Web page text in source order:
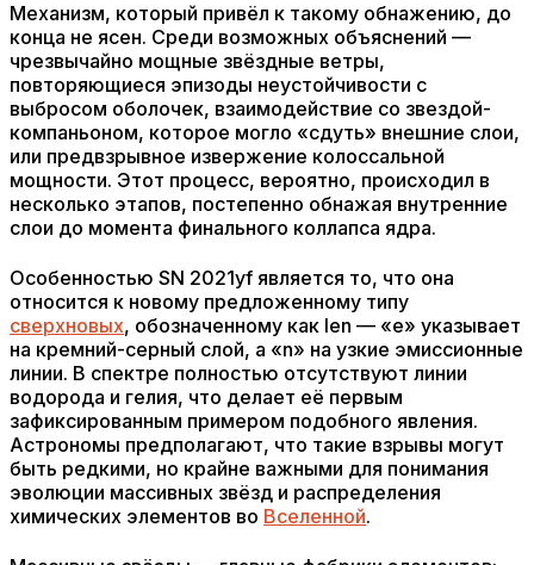
Механизм, который привёл к такому обнажению, до
конца не ясен. Среди возможных объяснений —
чрезвычайно мощные звёздные ветры,
повторяющиеся эпизоды неустойчивости с
выбросом оболочек, взаимодействие со звездой-
компаньоном, которое могло «сдуть» внешние слои,
или предвзрывное извержение колоссальной
мощности. Этот процесс, вероятно, происходил в
несколько этапов, постепенно обнажая внутренние
слои до момента финального коллапса ядра.
Особенностью SN 2021yf является то, что она
относится к новому предложенному типу
сверхновых, обозначенному как Ien — «e» указывает
на кремний-серный слой, а «n» на узкие эмиссионные
линии. В спектре полностью отсутствуют линии
водорода и гелия, что делает её первым
зафиксированным примером подобного явления.
Астрономы предполагают, что такие взрывы могут
быть редкими, но крайне важными для понимания
эволюции массивных звёзд и распределения
химических элементов во Вселенной.